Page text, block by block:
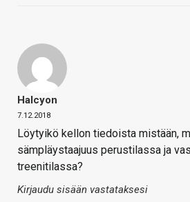
Halcyon
7.12.2018
Löytyikö kellon tiedoista mistään,
sämpläystaajuus perustilassa ja
treenitilassa?
Kirjaudu sisään vastataksesi